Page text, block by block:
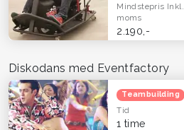
Mindstepris Inkl.
moms
2.190,-
Diskodans med Eventfactory
Teambuilding
Tid
1 time